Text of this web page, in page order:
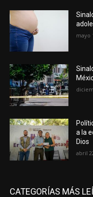
mayo
a la
Dios
abril
CATEGORÍAS MÁS